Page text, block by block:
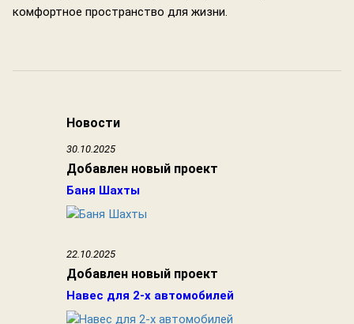
комфортное пространство для жизни.
Новости
30.10.2025
Добавлен новый проект
Баня Шахты
22.10.2025
Добавлен новый проект
Навес для 2-х автомобилей